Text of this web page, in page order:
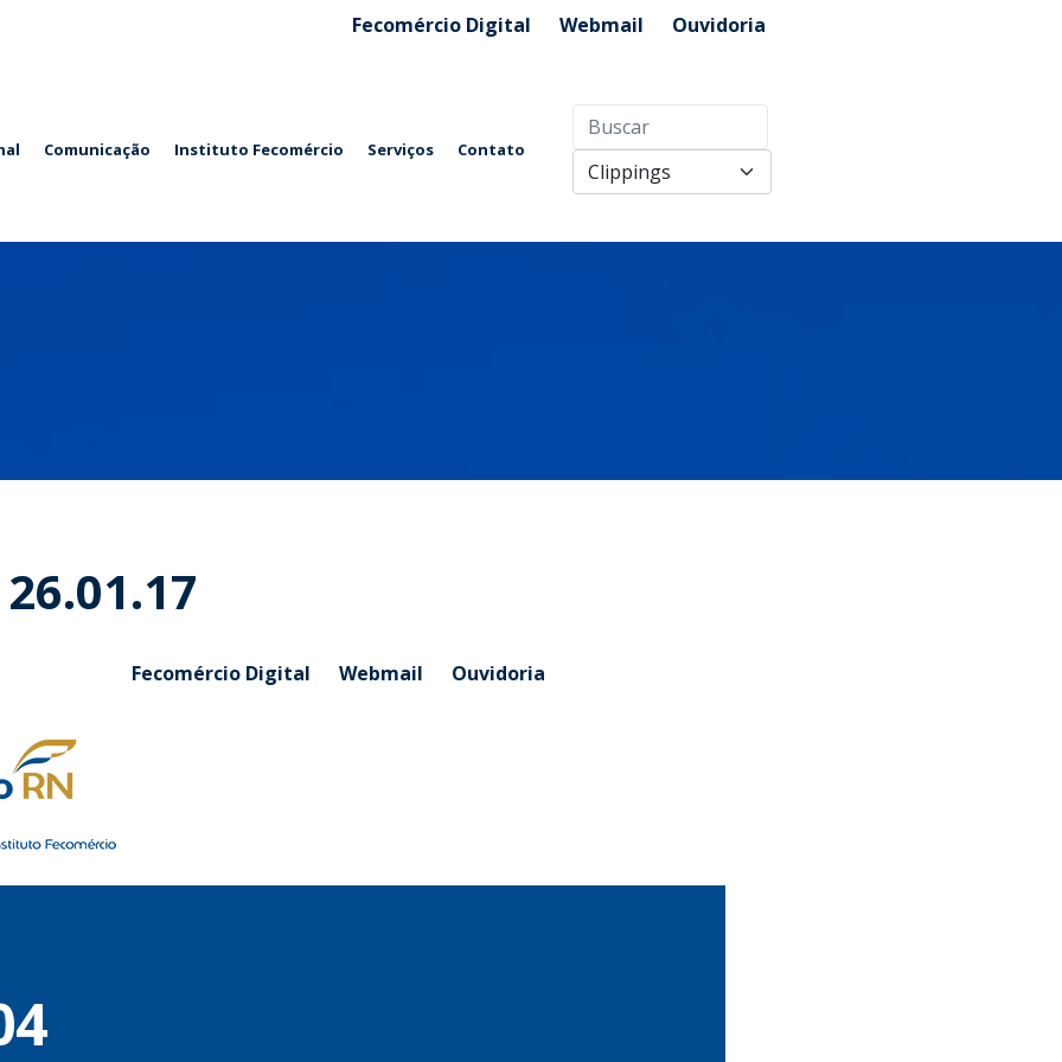
Fecomércio Digital Webmail Ouvidoria
Comunicação Instituto Fecomércio Serviços Contato